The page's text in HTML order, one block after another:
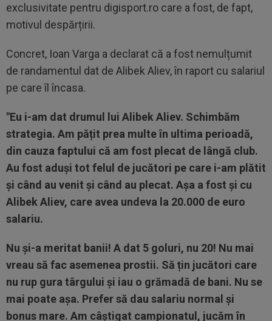
exclusivitate pentru digisport.ro care a fost, de fapt,
motivul despărțirii.
Concret, Ioan Varga a declarat că a fost nemulțumit
de randamentul dat de Alibek Aliev, în raport cu salariul
pe care îl încasa.
"Eu i-am dat drumul lui Alibek Aliev. Schimbăm
strategia. Am pățit prea multe în ultima perioadă,
din cauza faptului că am fost plecat de lângă club.
Au fost aduși tot felul de jucători pe care i-am plătit
și când au venit și când au plecat. Așa a fost și cu
Alibek Aliev, care avea undeva la 20.000 de euro
salariu.
Nu și-a meritat banii! A dat 5 goluri, nu 20! Nu mai
vreau să fac asemenea prostii. Să țin jucători care
nu rup gura târgului și iau o grămadă de bani. Nu se
mai poate așa. Prefer să dau salariu normal și
bonus mare. Am câștigat campionatul, jucăm în